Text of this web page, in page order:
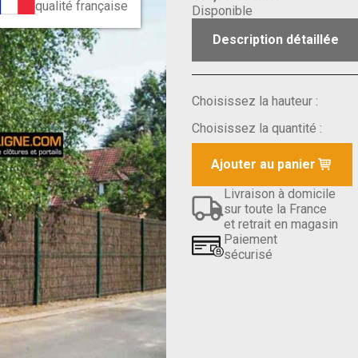
qualité française
Disponible
Description détaillée
Choisissez la hauteur :
Choisissez la quantité :
Ajouter au panier
Livraison à domicile
sur toute la France
et retrait en magasin
Paiement
sécurisé